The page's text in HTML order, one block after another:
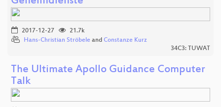
2017-12-27
21.7k
Hans-Christian Ströbele and Constanze Kurz
34C3: TUWAT
The Ultimate Apollo Guidance Computer
Talk